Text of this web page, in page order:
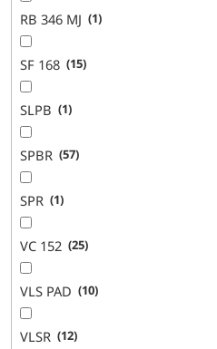
RB 346 MJ 1
SF 168 15
SLPB 1
SPBR 57
SPR 1
VC 152 25
VLS PAD 10
VLSR 12